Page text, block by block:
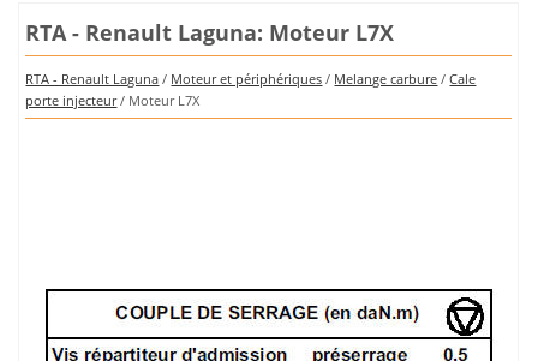
RTA - Renault Laguna: Moteur L7X
RTA - Renault Laguna / Moteur et périphériques / Melange carbure /Cale
porte injecteur/ Moteur L7X